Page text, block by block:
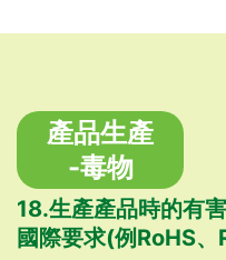
產品生產
-毒物
18.生產產品時的有
國際要求(例RoHS、